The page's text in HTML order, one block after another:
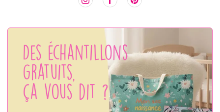
Des échantillons
gratuits,
ça vous dit ?